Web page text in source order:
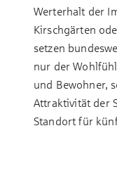
Werterhalt der
Kirschgärten
setzen
nur der
und Bewohner,
Attraktivität der
Standort für